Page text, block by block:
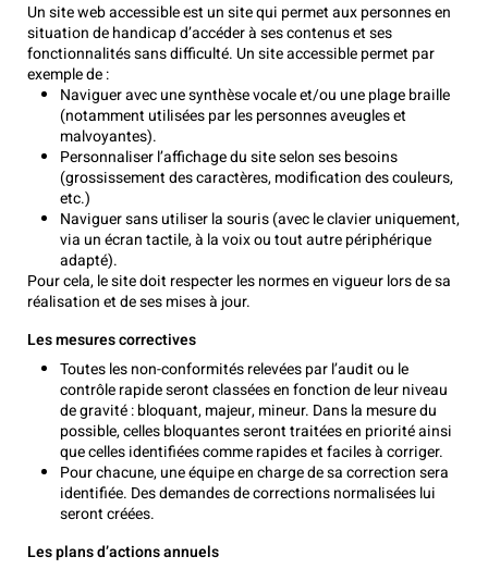
Un site web accessible est un site qui permet aux personnes en
situation de handicap d’accéder à ses contenus et ses
fonctionnalités sans difficulté. Un site accessible permet par
exemple de :
Naviguer avec une synthèse vocale et/ou une plage braille
(notamment utilisées par les personnes aveugles et
malvoyantes).
Personnaliser l’affichage du site selon ses besoins
(grossissement des caractères, modification des couleurs,
etc.)
Naviguer sans utiliser la souris (avec le clavier uniquement,
via un écran tactile, à la voix ou tout autre périphérique
adapté).
Pour cela, le site doit respecter les normes en vigueur lors de sa
réalisation et de ses mises à jour.
Les mesures correctives
Toutes les non-conformités relevées par l’audit ou le
contrôle rapide seront classées en fonction de leur niveau
de gravité : bloquant, majeur, mineur. Dans la mesure du
possible, celles bloquantes seront traitées en priorité ainsi
que celles identifiées comme rapides et faciles à corriger.
Pour chacune, une équipe en charge de sa correction sera
identifiée. Des demandes de corrections normalisées lui
seront créées.
Les plans d’actions annuels